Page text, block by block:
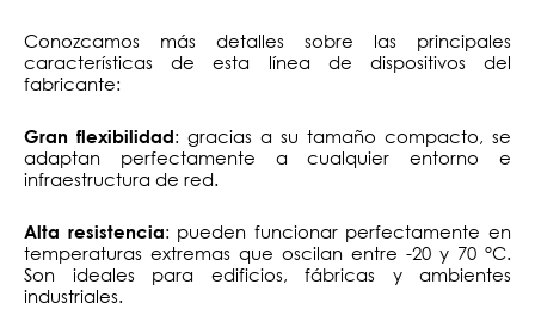
Conozcamos más detalles sobre las principales
características de esta línea de dispositivos del
fabricante:
Gran flexibilidad: gracias a su tamaño compacto, se
adaptan perfectamente a cualquier entorno e
infraestructura de red.
Alta resistencia: pueden funcionar perfectamente en
temperaturas extremas que oscilan entre -20 y 70 °C.
Son ideales para edificios, fábricas y ambientes
industriales.